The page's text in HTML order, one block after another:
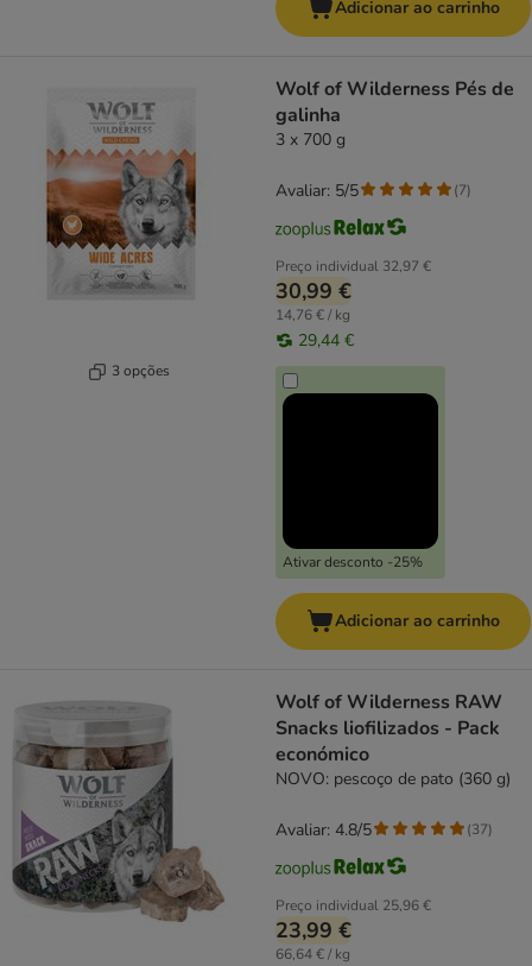
Adicionar ao carrinho
3 opções
Wolf of Wilderness Pés de
galinha
3 x 700 g
Preço individual 32,97 €
30,99 €
14,76 € / kg
29,44 €
Ativar desconto -25%
Avaliar: 5/5 (7)
Adicionar ao carrinho
Wolf of Wilderness RAW
Snacks liofilizados - Pack
económico
NOVO: pescoço de pato (360 g)
Preço individual 25,96 €
23,99 €
66,64 € / kg
Avaliar: 4.8/5 (37)